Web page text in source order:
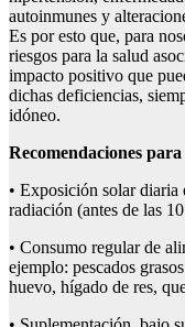
autoinmunes y
Es por esto que, para
riesgos para la salud
impacto positivo que
dichas deficiencias,
idóneo.
Recomendaciones
• Exposición solar
radiación (antes de las
• Consumo regular de
ejemplo: pescados
huevo, hígado de res,